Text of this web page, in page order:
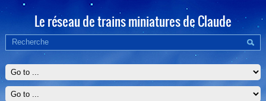
Le réseau de trains miniatures de Claude